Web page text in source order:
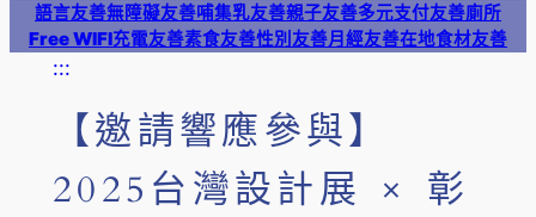
語言友善無障礙友善哺集乳友善親子友善多元支付友善廁所
Free WIFI充電友善素食友善性別友善月經友善在地食材友善
:::
【邀請響應參與】
2025台灣設計展 × 彰